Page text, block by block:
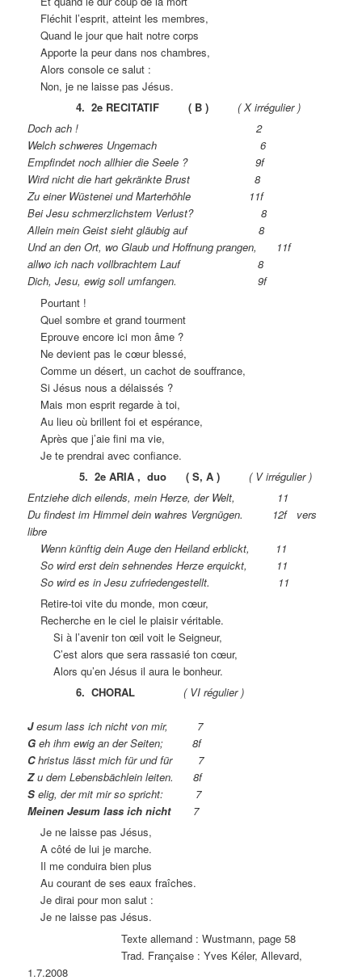
Fléchit l’esprit, atteint les membres,
Quand le jour que hait notre corps
Apporte la peur dans nos chambres,
Alors console ce salut :
Non, je ne laisse pas Jésus.
4. 2e RECITATIF ( B )
( X irrégulier )
Doch ach ! 2
Welch schweres Ungemach 6
Empfindet noch allhier die Seele ? 9f
Wird nicht die hart gekränkte Brust 8
Zu einer Wüstenei und Marterhöhle 11f
Bei Jesu schmerzlichstem Verlust? 8
Allein mein Geist sieht gläubig auf 8
Und an den Ort, wo Glaub und Hoffnung prangen, 11f
allwo ich nach vollbrachtem Lauf 8
Dich, Jesu, ewig soll umfangen. 9f
Pourtant !
Quel sombre et grand tourment
Eprouve encore ici mon âme ?
Ne devient pas le cœur blessé,
Comme un désert, un cachot de souffrance,
Si Jésus nous a délaissés ?
Mais mon esprit regarde à toi,
Au lieu où brillent foi et espérance,
Après que j’aie fini ma vie,
Je te prendrai avec confiance.
5. 2e ARIA , duo ( S, A )
( V irrégulier )
Entziehe dich eilends, mein Herze, der Welt, 11
Du findest im Himmel dein wahres Vergnügen. 12f vers
libre
Wenn künftig dein Auge den Heiland erblickt, 11
So wird erst dein sehnendes Herze erquickt, 11
So wird es in Jesu zufriedengestellt. 11
Retire-toi vite du monde, mon cœur,
Recherche en le ciel le plaisir véritable.
Si à l’avenir ton œil voit le Seigneur,
C’est alors que sera rassasié ton cœur,
Alors qu’en Jésus il aura le bonheur.
6. CHORAL ( VI régulier )
Jesum lass ich nicht von mir, 7
Geh ihm ewig an der Seiten; 8f
Christus lässt mich für und für 7
Zu dem Lebensbächlein leiten. 8f
Selig, der mit mir so spricht: 7
Meinen Jesum lass ich nicht7
Je ne laisse pas Jésus,
A côté de lui je marche.
Il me conduira bien plus
Au courant de ses eaux fraîches.
Je dirai pour mon salut :
Je ne laisse pas Jésus.
Texte allemand : Wustmann, page 58
Trad. Française : Yves Kéler, Allevard,
1.7.2008